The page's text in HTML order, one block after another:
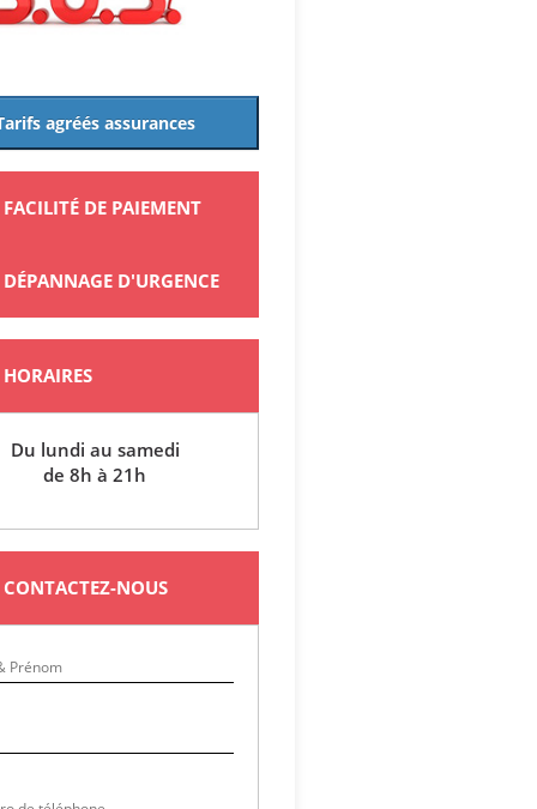
agréés assurances
FACILITÉ DE PAIEMENT
DÉPANNAGE D'URGENCE
HORAIRES
Du lundi au samedi
de 8h à 21h
CONTACTEZ-NOUS